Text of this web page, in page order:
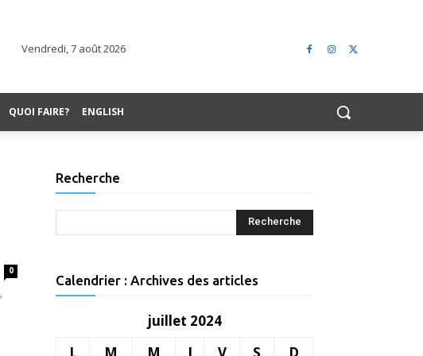
Vendredi, 7 août 2026
QUOI FAIRE? ENGLISH
0
Recherche
Calendrier : Archives des articles
juillet 2024
L
M M J V S D